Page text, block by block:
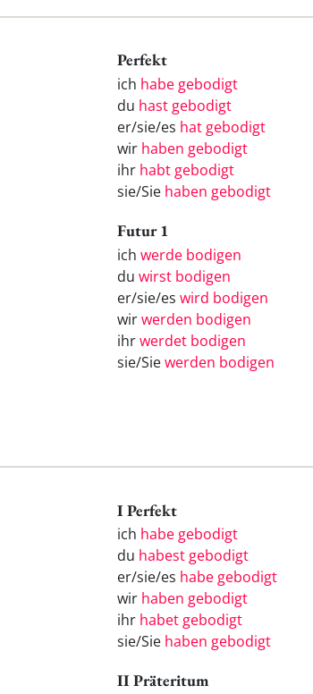
Perfekt
ich habe gebodigt
du hast gebodigt
er/sie/es hat gebodigt
wir haben gebodigt
ihr habt gebodigt
sie/Sie haben gebodigt
Futur 1
ich werde bodigen
du wirst bodigen
er/sie/es wird bodigen
wirwerden bodigen
ihrwerdet bodigen
sie/Siewerden bodigen
I Perfekt
ich habe gebodigt
du habest gebodigt
er/sie/es habe gebodigt
wir haben gebodigt
ihr habet gebodigt
sie/Sie haben gebodigt
II Präteritum